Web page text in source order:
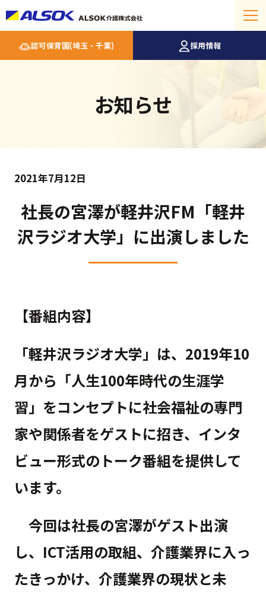
認可保育園(埼玉・千葉) 採用情報
お知らせ
2021年7月12日
社長の宮澤が軽井沢FM「軽井
沢ラジオ大学」に出演しました
【番組内容】
「軽井沢ラジオ大学」は、2019年10
月から「人生100年時代の生涯学
習」をコンセプトに社会福祉の専門
家や関係者をゲストに招き、インタ
ビュー形式のトーク番組を提供して
います。
今回は社長の宮澤がゲスト出演
し、ICT活用の取組、介護業界に入っ
たきっかけ、介護業界の現状と未